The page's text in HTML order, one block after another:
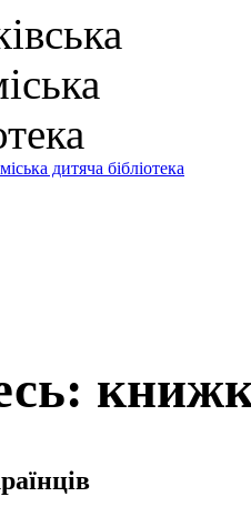
дитяча бібліотека